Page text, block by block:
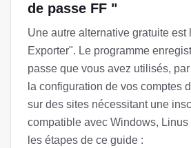
de passe FF "
Une autre alternative gratuite est
Exporter". Le programme
passe que vous avez utilisés,
la configuration de vos comptes
sur des sites nécessitant une
compatible avec Windows, Linus
les étapes de ce guide :